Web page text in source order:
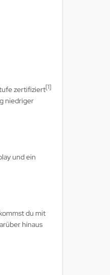
zertifiziert[1]
niedriger
und ein
du mit
hinaus